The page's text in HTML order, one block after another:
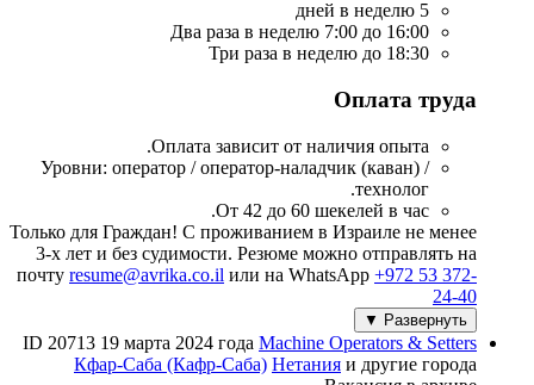
5 дней в неделю
Два раза в неделю 7:00 до 16:00
Три раза в неделю до 18:30
Оплата труда
Оплата зависит от наличия опыта.
Уровни: оператор / оператор-наладчик (каван) /
технолог.
От 42 до 60 шекелей в час.
Только для Граждан! С проживанием в Израиле не менее
3-х лет и без судимости. Резюме можно отправлять на
почту resume@avrika.co.il или на WhatsApp +972 53 372-
24-40
Развернуть ▼
ID 20713 19 марта 2024 года Machine Operators & Setters
Кфар-Саба (Кафр-Саба) Нетания и другие города